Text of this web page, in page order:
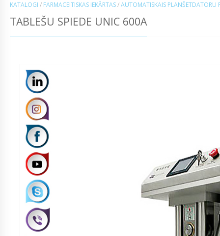
KATALOGI / FARMACEITISKAS IEKĀRTAS/AUTOMATISKAIS PLANŠETDATORU
TABLEŠU SPIEDE UNIC 600A